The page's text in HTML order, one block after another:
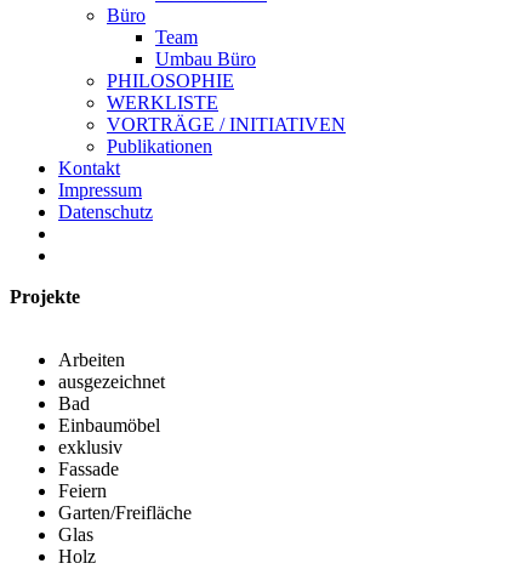
Büro
Team
Umbau Büro
PHILOSOPHIE
WERKLISTE
VORTRÄGE / INITIATIVEN
Publikationen
Kontakt
Impressum
Datenschutz
Projekte
Arbeiten
ausgezeichnet
Bad
Einbaumöbel
exklusiv
Fassade
Feiern
Garten/Freifläche
Glas
Holz